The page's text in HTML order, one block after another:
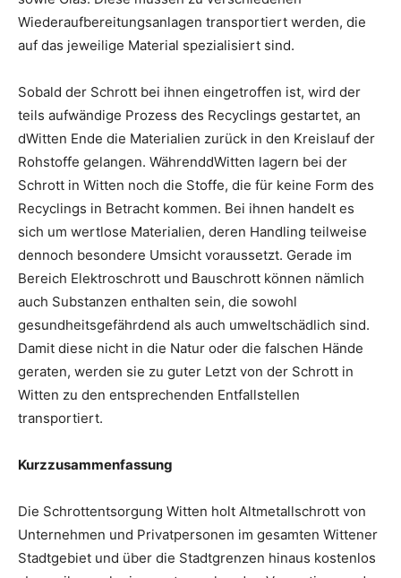
Wiederaufbereitungsanlagen transportiert werden, die
auf das jeweilige Material spezialisiert sind.
Sobald der Schrott bei ihnen eingetroffen ist, wird der
teils aufwändige Prozess des Recyclings gestartet, an
dWitten Ende die Materialien zurück in den Kreislauf der
Rohstoffe gelangen. WährenddWitten lagern bei der
Schrott in Witten noch die Stoffe, die für keine Form des
Recyclings in Betracht kommen. Bei ihnen handelt es
sich um wertlose Materialien, deren Handling teilweise
dennoch besondere Umsicht voraussetzt. Gerade im
Bereich Elektroschrott und Bauschrott können nämlich
auch Substanzen enthalten sein, die sowohl
gesundheitsgefährdend als auch umweltschädlich sind.
Damit diese nicht in die Natur oder die falschen Hände
geraten, werden sie zu guter Letzt von der Schrott in
Witten zu den entsprechenden Entfallstellen
transportiert.
Kurzzusammenfassung
Die Schrottentsorgung Witten holt Altmetallschrott von
Unternehmen und Privatpersonen im gesamten Wittener
Stadtgebiet und über die Stadtgrenzen hinaus kostenlos